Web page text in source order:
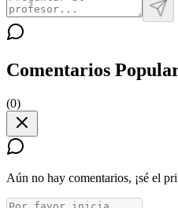
Comentarios
(0)
Aún no hay comentarios, ¡sé el